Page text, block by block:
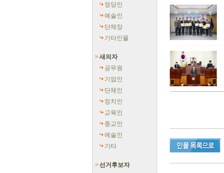
정당인
예술인
단체장
기타인물
새의자
공무원
기업인
단체인
정치인
교육인
종교인
예술인
기타
선거후보자